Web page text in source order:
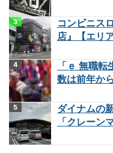
コンビニス
店』【エリ
「ｅ 無職
数は前年か
ダイナムの
「クレー